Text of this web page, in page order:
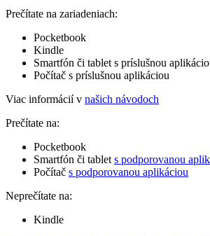
Prečítate na zariadeniach:
Pocketbook
Kindle
Smartfón či tablet s príslušnou
Počítač s príslušnou aplikáciou
Viac informácií v našich návodoch
Prečítate na:
Pocketbook
Smartfón či tablet s podporovanou
Počítač s podporovanou aplikáciou
Neprečítate na:
Kindle